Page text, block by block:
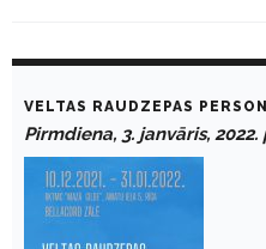
aVELTAS RAUDZEPAS
Pirmdiena, 3. janvāris, 2022.